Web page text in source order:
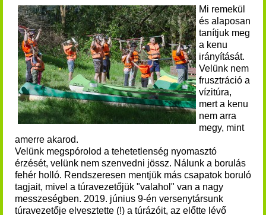
Mi remekül
és alaposan
tanítjuk meg
a kenu
irányítását. ​
Velünk nem
frusztráció a
vízitúra,
mert a kenu
nem arra
megy, mint
amerre akarod.
Velünk megspórolod a tehetetlenség nyomasztó
érzését, velünk nem szenvedni jössz. Nálunk a borulás
fehér holló. Rendszeresen mentjük más csapatok boruló
tagjait, mivel a túravezetőjük "valahol" van a nagy
messzeségben. 2019. június 9-én versenytársunk
túravezetője elvesztette (!) a túrázóit, az előtte lévő